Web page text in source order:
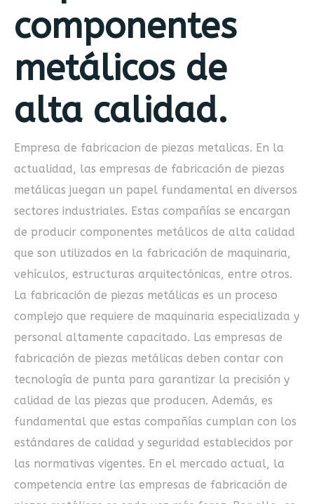
componentes
metálicos de
alta calidad.
Empresa de fabricacion de piezas metalicas. En la
actualidad, las empresas de fabricación de piezas
metálicas juegan un papel fundamental en diversos
sectores industriales. Estas compañías se encargan
de producir componentes metálicos de alta calidad
que son utilizados en la fabricación de maquinaria,
vehículos, estructuras arquitectónicas, entre otros.
La fabricación de piezas metálicas es un proceso
complejo que requiere de maquinaria especializada y
personal altamente capacitado. Las empresas de
fabricación de piezas metálicas deben contar con
tecnología de punta para garantizar la precisión y
calidad de las piezas que producen. Además, es
fundamental que estas compañías cumplan con los
estándares de calidad y seguridad establecidos por
las normativas vigentes. En el mercado actual, la
competencia entre las empresas de fabricación de